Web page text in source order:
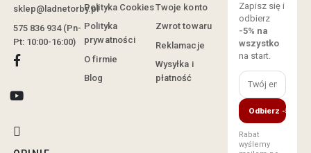
sklep@ladnetorby.pl
575 836 934 (Pn-
Pt: 10:00-16:00)
Polityka Cookies
Polityka
prywatności
O firmie
Blog
Twoje konto
Zwrot towaru
Reklamacje
Wysyłka i
płatność
Zapisz się i
odbierz
-5% na
wszystko
na start.
Odbierz -5%
Rabat
wyślemy